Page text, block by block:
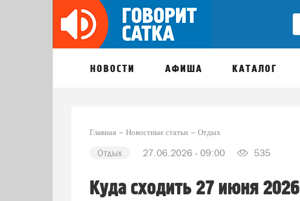
НОВОСТИ АФИША КАТАЛОГ
Главная Новостные статьи Отдых
Отдых 27.06.2026 - 09:00 535
Куда сходить 27 июня 2026